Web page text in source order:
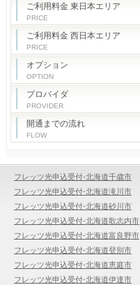
ご利用料金 東日本エリア
PRICE
ご利用料金 西日本エリア
PRICE
オプション
OPTION
プロバイダ
PROVIDER
開通までの流れ
FLOW
フレッツ光申込受付-北海道千歳市
フレッツ光申込受付-北海道滝川市
フレッツ光申込受付-北海道砂川市
フレッツ光申込受付-北海道歌志内市
フレッツ光申込受付-北海道富良野市
フレッツ光申込受付-北海道登別市
フレッツ光申込受付-北海道恵庭市
フレッツ光申込受付-北海道伊達市